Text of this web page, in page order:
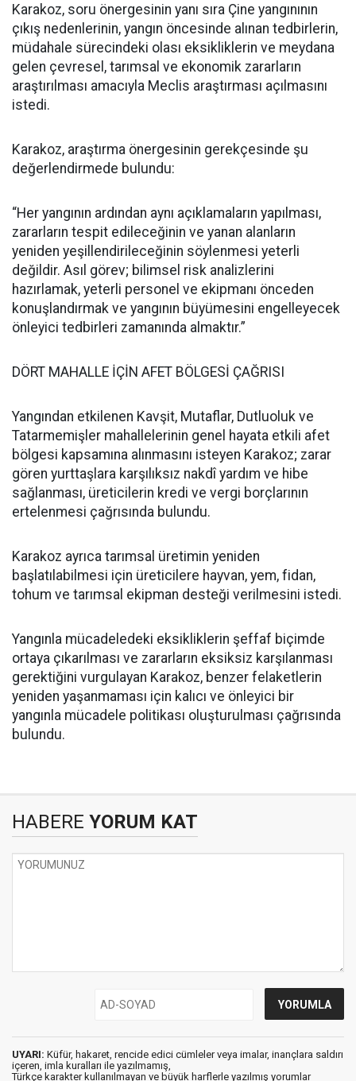
Karakoz, soru önergesinin yanı sıra Çine yangınının
çıkış nedenlerinin, yangın öncesinde alınan tedbirlerin,
müdahale sürecindeki olası eksikliklerin ve meydana
gelen çevresel, tarımsal ve ekonomik zararların
araştırılması amacıyla Meclis araştırması açılmasını
istedi.
Karakoz, araştırma önergesinin gerekçesinde şu
değerlendirmede bulundu:
“Her yangının ardından aynı açıklamaların yapılması,
zararların tespit edileceğinin ve yanan alanların
yeniden yeşillendirileceğinin söylenmesi yeterli
değildir. Asıl görev; bilimsel risk analizlerini
hazırlamak, yeterli personel ve ekipmanı önceden
konuşlandırmak ve yangının büyümesini engelleyecek
önleyici tedbirleri zamanında almaktır.”
DÖRT MAHALLE İÇİN AFET BÖLGESİ ÇAĞRISI
Yangından etkilenen Kavşit, Mutaflar, Dutluoluk ve
Tatarmemişler mahallelerinin genel hayata etkili afet
bölgesi kapsamına alınmasını isteyen Karakoz; zarar
gören yurttaşlara karşılıksız nakdî yardım ve hibe
sağlanması, üreticilerin kredi ve vergi borçlarının
ertelenmesi çağrısında bulundu.
Karakoz ayrıca tarımsal üretimin yeniden
başlatılabilmesi için üreticilere hayvan, yem, fidan,
tohum ve tarımsal ekipman desteği verilmesini istedi.
Yangınla mücadeledeki eksikliklerin şeffaf biçimde
ortaya çıkarılması ve zararların eksiksiz karşılanması
gerektiğini vurgulayan Karakoz, benzer felaketlerin
yeniden yaşanmaması için kalıcı ve önleyici bir
yangınla mücadele politikası oluşturulması çağrısında
bulundu.
HABERE YORUM KAT
UYARI: Küfür, hakaret, rencide edici cümleler veya imalar, inançlara saldırı
içeren, imla kuralları ile yazılmamış,
Türkçe karakter kullanılmayan ve büyük harflerle yazılmış yorumlar